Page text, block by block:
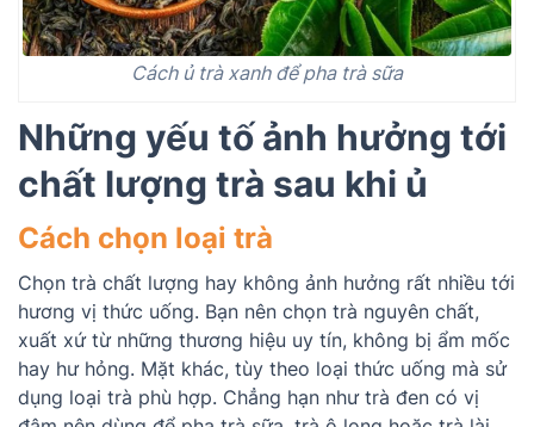
Cách ủ trà xanh để pha trà sữa
Những yếu tố ảnh hưởng tới
chất lượng trà sau khi ủ
Cách chọn loại trà
Chọn trà chất lượng hay không ảnh hưởng rất nhiều tới
hương vị thức uống. Bạn nên chọn trà nguyên chất,
xuất xứ từ những thương hiệu uy tín, không bị ẩm mốc
hay hư hỏng. Mặt khác, tùy theo loại thức uống mà sử
dụng loại trà phù hợp. Chẳng hạn như trà đen có vị